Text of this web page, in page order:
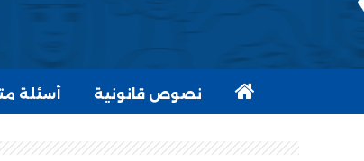
نصوص قانونية أسئلة